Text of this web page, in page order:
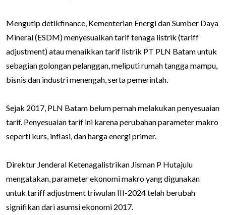
Mengutip detikfinance, Kementerian Energi dan Sumber Daya
Mineral (ESDM) menyesuaikan tarif tenaga listrik (tariff
adjustment) atau menaikkan tarif listrik PT PLN Batam untuk
sebagian golongan pelanggan, meliputi rumah tangga mampu,
bisnis dan industri menengah, serta pemerintah.
Sejak 2017, PLN Batam belum pernah melakukan penyesuaian
tarif. Penyesuaian tarif ini karena perubahan parameter makro
seperti kurs, inflasi, dan harga energi primer.
Direktur Jenderal Ketenagalistrikan Jisman P Hutajulu
mengatakan, parameter ekonomi makro yang digunakan
untuk tariff adjustment triwulan III-2024 telah berubah
signifikan dari asumsi ekonomi 2017.